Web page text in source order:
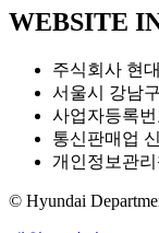
WEBSITE
주식회사 현
서울시 강남
사업자등록번
통신판매업
개인정보관
© Hyundai